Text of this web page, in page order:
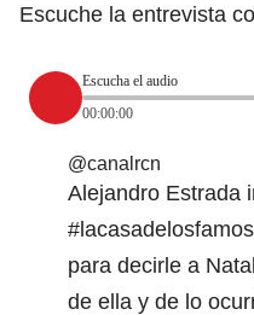
Escuche la entrevista
Escucha el audio
00:00:00
@canalrcn
Alejandro Estrada
para decirle a
de ella y de lo